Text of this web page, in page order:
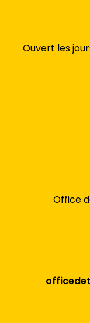
Ouvert les
Office